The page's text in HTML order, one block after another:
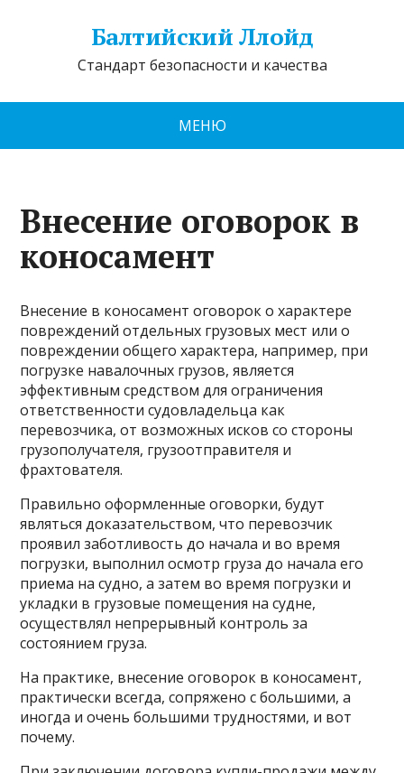
Балтийский Ллойд
Стандарт безопасности и качества
МЕНЮ
Внесение оговорок в
коносамент
Внесение в коносамент оговорок о характере
повреждений отдельных грузовых мест или о
повреждении общего характера, например, при
погрузке навалочных грузов, является
эффективным средством для ограничения
ответственности судовладельца как
перевозчика, от возможных исков со стороны
грузополучателя, грузоотправителя и
фрахтователя.
Правильно оформленные оговорки, будут
являться доказательством, что перевозчик
проявил заботливость до начала и во время
погрузки, выполнил осмотр груза до начала его
приема на судно, а затем во время погрузки и
укладки в грузовые помещения на судне,
осуществлял непрерывный контроль за
состоянием груза.
На практике, внесение оговорок в коносамент,
практически всегда, сопряжено с большими, а
иногда и очень большими трудностями, и вот
почему.